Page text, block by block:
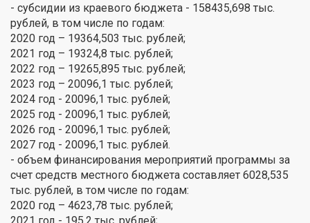
- субсидии из краевого бюджета - 158435,698 тыс.
рублей, в том числе по годам:
2020 год – 19364,503 тыс. рублей;
2021 год – 19324,8 тыс. рублей;
2022 год – 19265,895 тыс. рублей;
2023 год – 20096,1 тыс. рублей;
2024 год - 20096,1 тыс. рублей;
2025 год - 20096,1 тыс. рублей;
2026 год - 20096,1 тыс. рублей;
2027 год - 20096,1 тыс. рублей.
- объем финансирования мероприятий программы за
счет средств местного бюджета составляет 6028,535
тыс. рублей, в том числе по годам:
2020 год – 4623,78 тыс. рублей;